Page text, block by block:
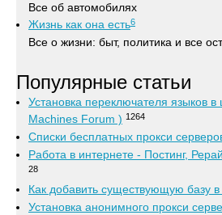
Все об автомобилях
Жизнь как она есть6
Все о жизни: быт, политика и все
Популярные статьи
Установка переключателя языков
Machines Forum ) 1264
Списки бесплатных прокси
Работа в интернете - Постинг,
28
Как добавить существующую базу
Установка анонимного прокси